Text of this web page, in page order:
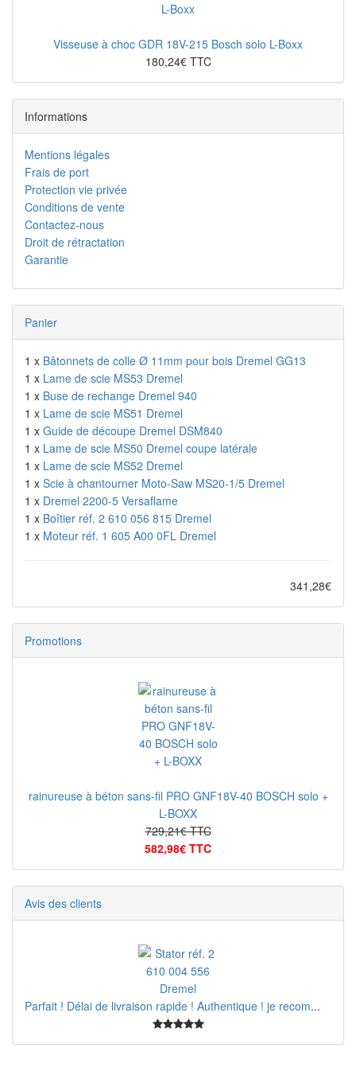
Visseuse à choc GDR 18V-215 Bosch solo L-Boxx
180,24€ TTC
Informations
Mentions légales
Frais de port
Protection vie privée
Conditions de vente
Contactez-nous
Droit de rétractation
Garantie
Panier
1 x Bâtonnets de colle Ø 11mm pour bois Dremel GG13
1 x Lame de scie MS53 Dremel
1 x Buse de rechange Dremel 940
1 x Lame de scie MS51 Dremel
1 x Guide de découpe Dremel DSM840
1 x Lame de scie MS50 Dremel coupe latérale
1 x Lame de scie MS52 Dremel
1 x Scie à chantourner Moto-Saw MS20-1/5 Dremel
1 x Dremel 2200-5 Versaflame
1 x Boîtier réf. 2 610 056 815 Dremel
1 x Moteur réf. 1 605 A00 0FL Dremel
341,28€
Promotions
rainureuse à béton sans-fil PRO GNF18V-40 BOSCH solo +
L-BOXX
729,21€ TTC
582,98€ TTC
Avis des clients
Parfait ! Délai de livraison rapide ! Authentique ! je recom...